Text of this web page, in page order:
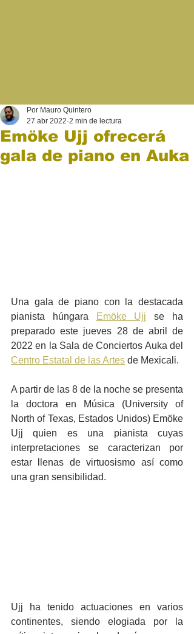
Emöke Ujj ofrecerá
gala de piano en Auka
Por Mauro Quintero
27 abr 2022 2 min de lectura
Una gala de piano con la destacada
pianista húngara
Emöke Ujj se ha
preparado este jueves 28 de abril de
Centro Estatal de las Artes de Mexicali.
A partir de las 8 de la noche se presenta
la doctora en Música (University of
North of Texas, Estados Unidos) Emöke
Ujj quien es una pianista cuyas
interpretaciones se caracterizan por
estar llenas de virtuosismo así como
una gran sensibilidad.
Ujj ha tenido actuaciones en varios
continentes, siendo elogiada por la